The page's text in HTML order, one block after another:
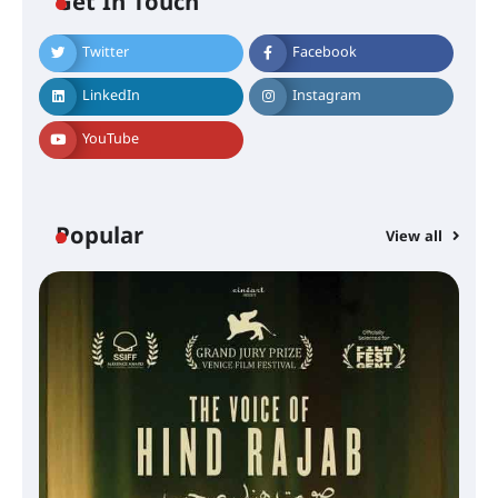
Twitter Facebook
LinkedIn Instagram
YouTube
Popular View all
സെന്റ് ജോസഫ്സ് കോളജ്
കോമേഴ്‌സ് അസോസിയേഷന്
തുടക്കമായി